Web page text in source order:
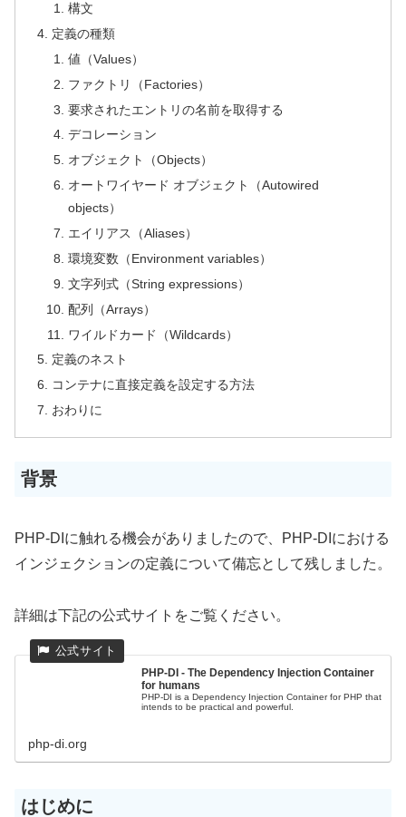
構文
定義の種類
値（Values）
ファクトリ（Factories）
要求されたエントリの名前を取得する
デコレーション
オブジェクト（Objects）
オートワイヤード オブジェクト（Autowired
objects）
エイリアス（Aliases）
環境変数（Environment variables）
文字列式（String expressions）
配列（Arrays）
ワイルドカード（Wildcards）
定義のネスト
コンテナに直接定義を設定する方法
おわりに
背景
PHP-DIに触れる機会がありましたので、PHP-DIにおける
インジェクションの定義について備忘として残しました。
詳細は下記の公式サイトをご覧ください。
PHP-DI - The Dependency Injection Container
for humans
PHP-DI is a Dependency Injection Container for PHP that
intends to be practical and powerful.
php-di.org
はじめに